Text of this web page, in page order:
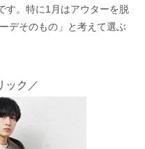
す。特に1月はアウターを脱
デそのもの」と考えて選ぶ
ック／